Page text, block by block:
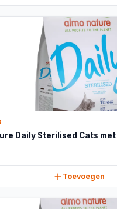
Daily Sterilised Cats
Toevoegen